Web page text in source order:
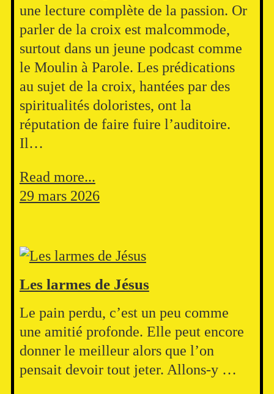
une lecture complète de la passion. Or
parler de la croix est malcommode,
surtout dans un jeune podcast comme
le Moulin à Parole. Les prédications
au sujet de la croix, hantées par des
spiritualités doloristes, ont la
réputation de faire fuire l’auditoire.
Il…
Read more...
29 mars 2026
Les larmes de Jésus
Le pain perdu, c’est un peu comme
une amitié profonde. Elle peut encore
donner le meilleur alors que l’on
pensait devoir tout jeter. Allons-y …